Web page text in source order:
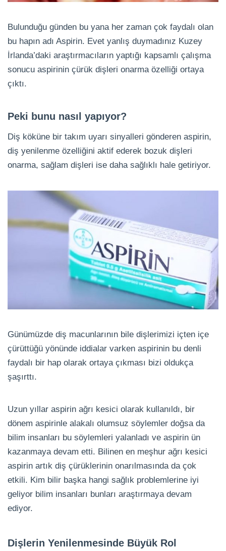
Bulunduğu günden bu yana her zaman çok faydalı olan
bu hapın adı Aspirin. Evet yanlış duymadınız Kuzey
İrlanda’daki araştırmacıların yaptığı kapsamlı çalışma
sonucu aspirinin çürük dişleri onarma özelliği ortaya
çıktı.
Peki bunu nasıl yapıyor?
Diş köküne bir takım uyarı sinyalleri gönderen aspirin,
diş yenilenme özelliğini aktif ederek bozuk dişleri
onarma, sağlam dişleri ise daha sağlıklı hale getiriyor.
Günümüzde diş macunlarının bile dişlerimizi içten içe
çürüttüğü yönünde iddialar varken aspirinin bu denli
faydalı bir hap olarak ortaya çıkması bizi oldukça
şaşırttı.
Uzun yıllar aspirin ağrı kesici olarak kullanıldı, bir
dönem aspirinle alakalı olumsuz söylemler doğsa da
bilim insanları bu söylemleri yalanladı ve aspirin ün
kazanmaya devam etti. Bilinen en meşhur ağrı kesici
aspirin artık diş çürüklerinin onarılmasında da çok
etkili. Kim bilir başka hangi sağlık problemlerine iyi
geliyor bilim insanları bunları araştırmaya devam
ediyor.
Dişlerin Yenilenmesinde Büyük Rol